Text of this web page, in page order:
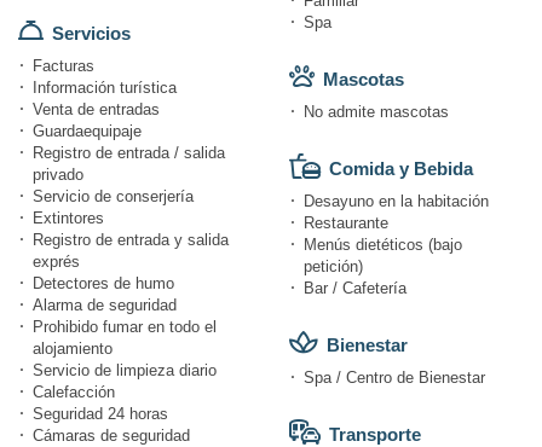
Servicios
Facturas
Información turística
Venta de entradas
Guardaequipaje
Registro de entrada / salida
privado
Servicio de conserjería
Extintores
Registro de entrada y salida
exprés
Detectores de humo
Alarma de seguridad
Prohibido fumar en todo el
alojamiento
Servicio de limpieza diario
Calefacción
Seguridad 24 horas
Cámaras de seguridad
Spa
Mascotas
No admite mascotas
Comida y Bebida
Desayuno en la habitación
Restaurante
Menús dietéticos (bajo
petición)
Bar / Cafetería
Bienestar
Spa / Centro de Bienestar
Transporte